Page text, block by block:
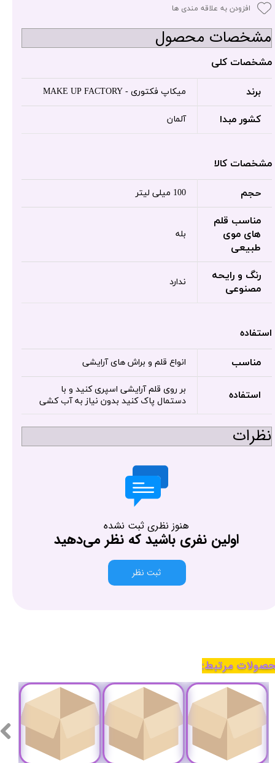
افزودن به علاقه مندی ها
مشخصات محصول
مشخصات کلی
برند میکاپ فکتوری - MAKE UP FACTORY
کشور مبدا آلمان
مشخصات کالا
حجم 100 میلی لیتر
مناسب قلم
های موی
طبیعی
بله
رنگ و رایحه
مصنوعی
ندارد
استفاده
مناسب انواع قلم و براش های آرایشی
استفاده
بر روی قلم آرایشی اسپری کنید و با
دستمال پاک کنید بدون نیاز به آب کشی
نظرات
هنوز نظری ثبت نشده
اولین نفری باشید که نظر می‌دهید
ثبت نظر
مرتبط: